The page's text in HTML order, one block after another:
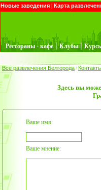
Новые заведения | Карта
Рестораны - кафе | Клубы |
Все развлечения Белгорода /
Здесь вы
Ваше имя:
Ваше мнение: